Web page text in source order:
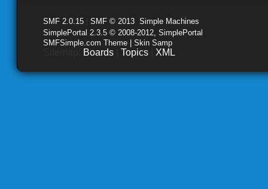
SMF 2.0.15 SMF © 2013 Simple Machines
SimplePortal 2.3.5 © 2008-2012, SimplePortal
SMFSimple.com Theme | Skin Samp
Boards Topics XML